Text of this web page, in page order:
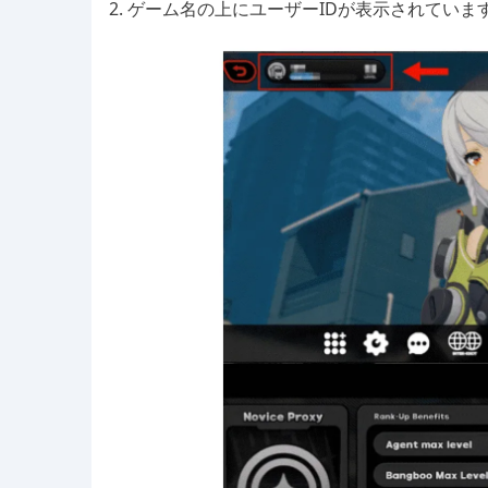
2. ゲーム名の上にユーザーIDが表示されていま